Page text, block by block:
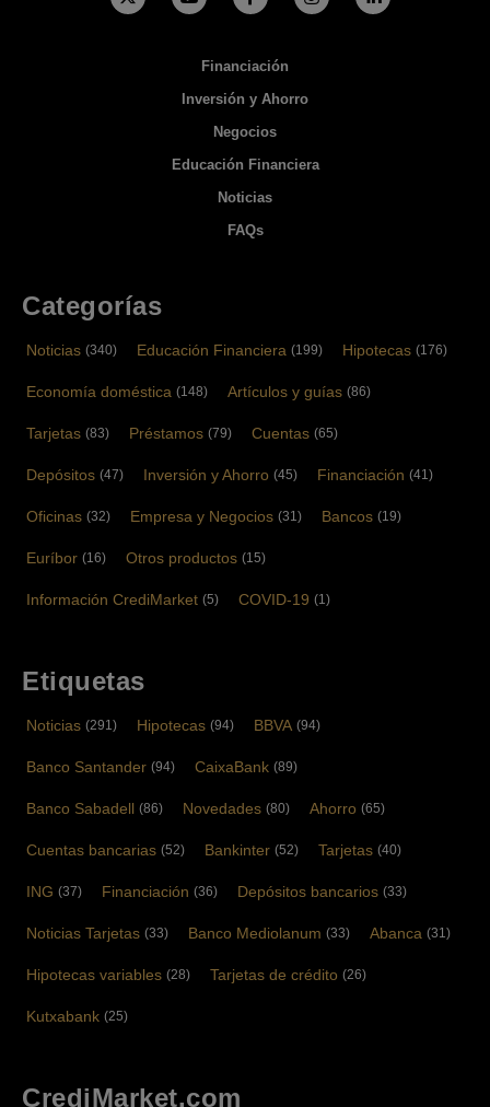
Financiación
Inversión y Ahorro
Negocios
Educación Financiera
Noticias
FAQs
Categorías
Noticias (340) Educación Financiera (199) Hipotecas (176)
Economía doméstica (148) Artículos y guías (86)
Tarjetas (83) Préstamos (79) Cuentas (65)
Depósitos (47) Inversión y Ahorro (45) Financiación (41)
Oficinas (32) Empresa y Negocios (31) Bancos (19)
Euríbor (16) Otros productos (15)
Información CrediMarket (5) COVID-19 (1)
Etiquetas
Noticias (291) Hipotecas (94) BBVA (94)
Banco Santander (94) CaixaBank (89)
Banco Sabadell (86) Novedades (80) Ahorro (65)
Cuentas bancarias (52) Bankinter (52) Tarjetas (40)
ING (37) Financiación (36) Depósitos bancarios (33)
Noticias Tarjetas (33) Banco Mediolanum (33) Abanca (31)
Hipotecas variables (28) Tarjetas de crédito (26)
Kutxabank (25)
CrediMarket.com